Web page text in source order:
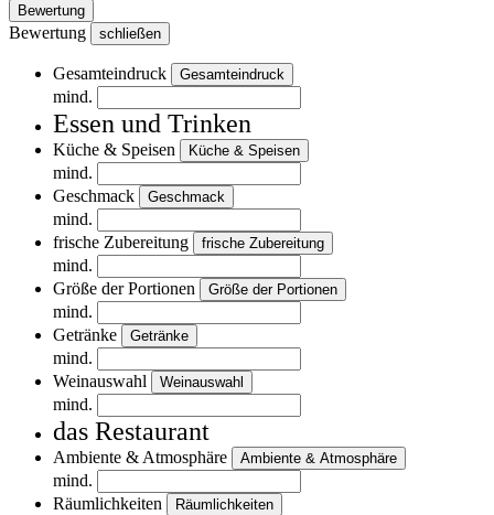
Bewertung
Bewertung schließen
Gesamteindruck Gesamteindruck
mind.
Essen und Trinken
Küche & Speisen Küche & Speisen
mind.
Geschmack
Geschmack
mind.
frische Zubereitung
frische Zubereitung
mind.
Größe der Portionen
Größe der Portionen
mind.
Getränke
Getränke
mind.
Weinauswahl
Weinauswahl
mind.
das Restaurant
Ambiente & Atmosphäre Ambiente & Atmosphäre
mind.
Räumlichkeiten
Räumlichkeiten